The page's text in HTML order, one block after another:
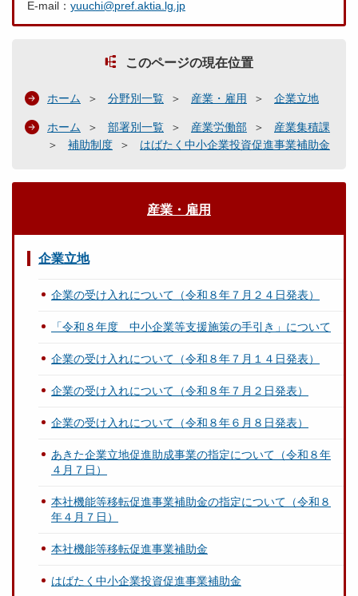
E-mail： yuuchi@pref.aktia.lg.jp
このページの現在位置
ホーム 分野別一覧 産業・雇用 企業立地
ホーム 部署別一覧 産業労働部
産業集積課
補助制度
はばたく中小企業投資促進事業補助金
産業・雇用
企業立地
企業の受け入れについて（令和８年７月２４日発表）
「令和８年度 中小企業等支援施策の手引き」について
企業の受け入れについて（令和８年７月１４日発表）
企業の受け入れについて（令和８年７月２日発表）
企業の受け入れについて（令和８年６月８日発表）
あきた企業立地促進助成事業の指定について（令和８年
４月７日）
本社機能等移転促進事業補助金の指定について（令和８
年４月７日）
本社機能等移転促進事業補助金
はばたく中小企業投資促進事業補助金